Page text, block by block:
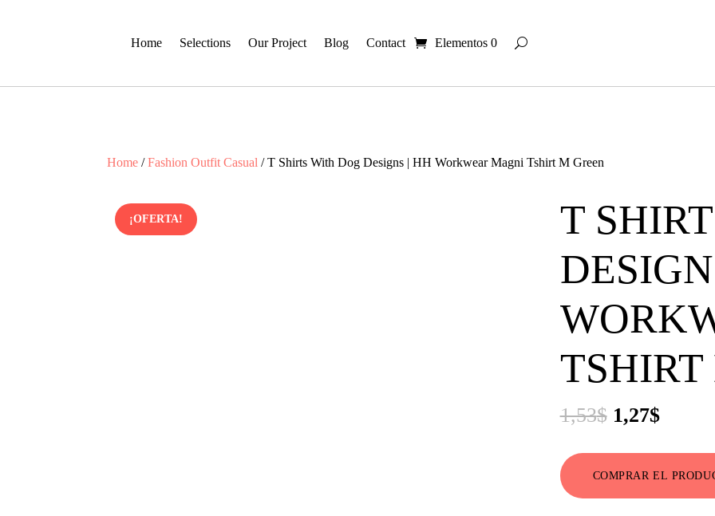
Home Selections Our Project Blog Contact Elementos 0
Home /Fashion Outfit Casual / T Shirts With Dog Designs | HH Workwear Magni Tshirt M Green
¡OFERTA!
T
1,53$ El
original
era:
1,27$El
actual
es:
COMPRAR EL